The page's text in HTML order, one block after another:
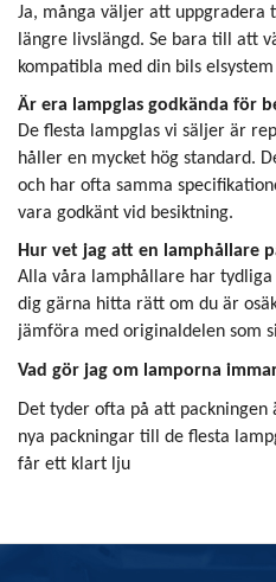
Ja, många väljer att uppgradera
längre livslängd. Se bara till att
kompatibla med din bils
Är era lampglas godkända för
De flesta lampglas vi säljer är
håller en mycket hög standard.
och har ofta samma
vara godkänt vid besiktning.
Hur vet jag att en lamphållare
Alla våra lamphållare har
dig gärna hitta rätt om du är
jämföra med originaldelen som
Vad gör jag om lamporna
Det tyder ofta på att
nya packningar till de flesta
får ett klart lju